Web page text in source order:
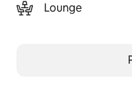
Lounge